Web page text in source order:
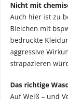
Nicht mit
Auch hier ist zu
Bleichen mit
bedruckte
aggressive
strapazieren
Das richtige
Auf Weiß – und